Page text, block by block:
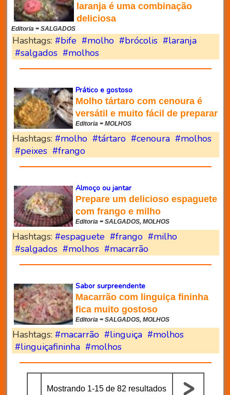
laranja é uma combinação
deliciosa
Editoria = SALGADOS
Hashtags: #bife #molho #brócolis #laranja
#salgados #molhos
Prático e gostoso
Molho tártaro com cenoura é
versátil e muito fácil de preparar
Editoria = MOLHOS
Hashtags: #molho #tártaro #cenoura #molhos
#peixes #frango
Almoço ou jantar
Prepare um delicioso espaguete
com frango e milho
Editoria = SALGADOS, MOLHOS
Hashtags: #espaguete #frango #milho
#salgados #molhos #macarrão
Sabor surpreendente
Macarrão com linguiça fininha
fica muito gostoso
Editoria = SALGADOS, MOLHOS
Hashtags: #macarrão #linguiça #molhos
#linguiçafininha #molhos
Mostrando 1-15 de 82 resultados